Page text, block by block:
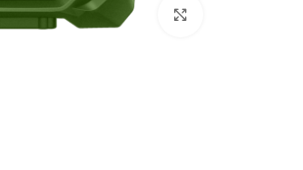
Click to enlarge